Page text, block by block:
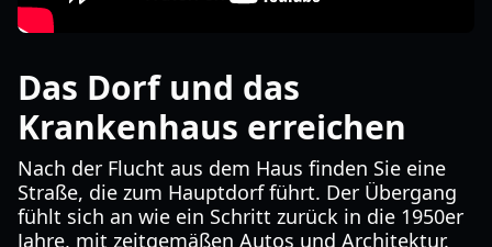
Das Dorf und das
Krankenhaus erreichen
Nach der Flucht aus dem Haus finden Sie eine
Straße, die zum Hauptdorf führt. Der Übergang
fühlt sich an wie ein Schritt zurück in die 1950er
Jahre, mit zeitgemäßen Autos und Architektur.